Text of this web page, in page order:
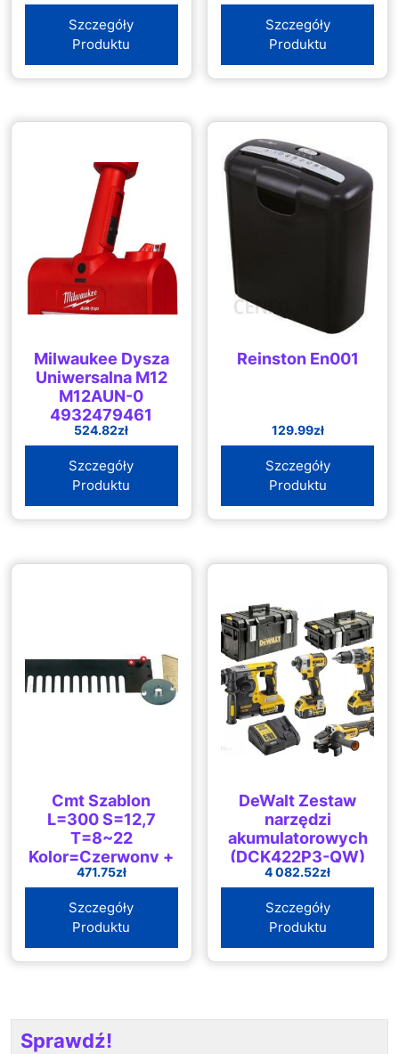
Szczegóły
Produktu
Szczegóły
Produktu
Milwaukee Dysza
Uniwersalna M12
M12AUN-0
4932479461
524.82zł
Szczegóły
Produktu
Reinston En001
129.99zł
Szczegóły
Produktu
Cmt Szablon
L=300 S=12,7
T=8~22
Kolor=Czerwony +
Pierscień
471.75zł
Szczegóły
Produktu
DeWalt Zestaw
narzędzi
akumulatorowych
(DCK422P3-QW)
4 082.52zł
Szczegóły
Produktu
Sprawdź!